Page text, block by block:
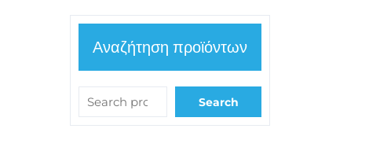
Αναζήτηση προϊόντων
Search